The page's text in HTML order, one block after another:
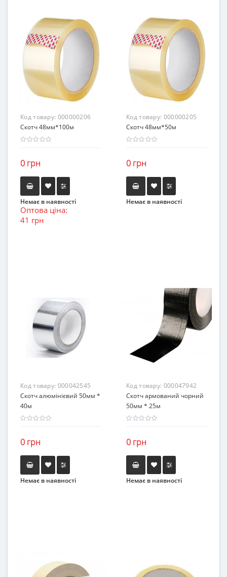
Код товару: 000000206
Скотч 48мм*100м
0 грн
Немає в наявності
Оптова ціна:
41 грн
Код товару: 000000205
Скотч 48мм*50м
0 грн
Немає в наявності
Код товару: 000042545
Скотч алюмінієвий 50мм *
40м
0 грн
Немає в наявності
Код товару: 000047942
Скотч армований чорний
50мм * 25м
0 грн
Немає в наявності